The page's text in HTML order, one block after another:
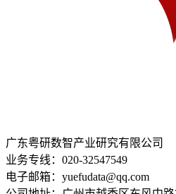
广东粤研数智产业研究有限公司
业务专线：020-32547549
电子邮箱：yuefudata@qq.com